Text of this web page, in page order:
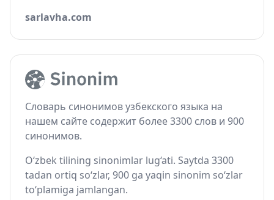
sarlavha.com
Словарь синонимов узбекского языка на
нашем сайте содержит более 3300 слов и 900
синонимов.
O‘zbek tilining sinonimlar lug‘ati. Saytda 3300
tadan ortiq so‘zlar, 900 ga yaqin sinonim so‘zlar
to‘plamiga jamlangan.